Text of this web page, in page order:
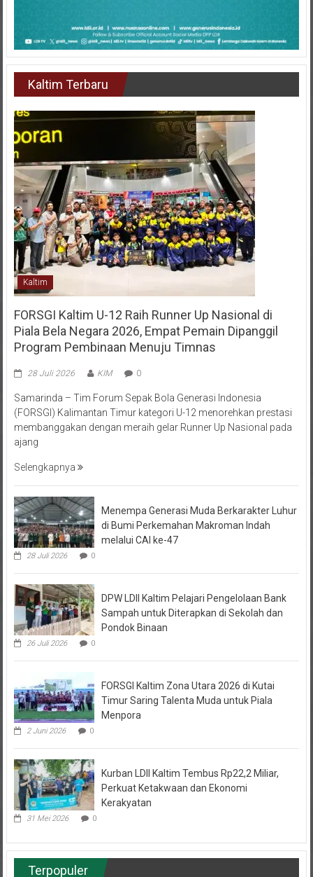
Kaltim Terbaru
Kaltim
FORSGI Kaltim U-12 Raih Runner Up Nasional di
Piala Bela Negara 2026, Empat Pemain Dipanggil
Program Pembinaan Menuju Timnas
28 Juli 2026 KIM 0
Samarinda – Tim Forum Sepak Bola Generasi Indonesia
(FORSGI) Kalimantan Timur kategori U-12 menorehkan prestasi
membanggakan dengan meraih gelar Runner Up Nasional pada
ajang
Selengkapnya
Menempa Generasi Muda Berkarakter Luhur
di Bumi Perkemahan Makroman Indah
melalui CAI ke-47
28 Juli 2026 0
DPW LDII Kaltim Pelajari Pengelolaan Bank
Sampah untuk Diterapkan di Sekolah dan
Pondok Binaan
26 Juli 2026 0
FORSGI Kaltim Zona Utara 2026 di Kutai
Timur Saring Talenta Muda untuk Piala
Menpora
2 Juni 2026 0
Kurban LDII Kaltim Tembus Rp22,2 Miliar,
Perkuat Ketakwaan dan Ekonomi
Kerakyatan
31 Mei 2026 0
Terpopuler